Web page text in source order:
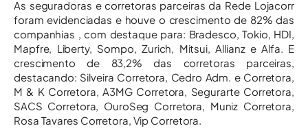
As seguradoras e corretoras parceiras da Rede Lojacorr
foram evidenciadas e houve o crescimento de 82% das
companhias , com destaque para: Bradesco, Tokio, HDI,
Mapfre, Liberty, Sompo, Zurich, Mitsui, Allianz e Alfa. E
crescimento de 83,2% das corretoras parceiras,
destacando: Silveira Corretora, Cedro Adm. e Corretora,
M & K Corretora, A3MG Corretora, Segurarte Corretora,
SACS Corretora, OuroSeg Corretora, Muniz Corretora,
Rosa Tavares Corretora, Vip Corretora.